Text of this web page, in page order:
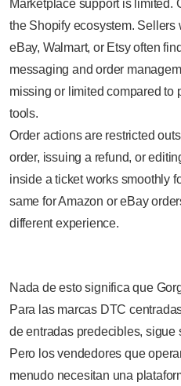
Marketplace support is limited.
the Shopify ecosystem. Sellers
eBay, Walmart, or Etsy often
messaging and order
missing or limited compared to
tools.
Order actions are restricted
order, issuing a refund, or
inside a ticket works smoothly
same for Amazon or eBay
different experience.
Nada de esto significa que
Para las marcas DTC
de entradas predecibles, sigue
Pero los vendedores que
menudo necesitan una